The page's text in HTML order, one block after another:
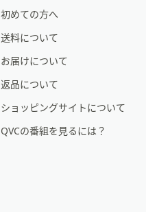
初めての方へ
送料について
お届けについて
返品について
ショッピングサイトについて
QVCの番組を見るには？